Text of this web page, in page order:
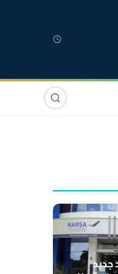
صوت وصورة
جديد